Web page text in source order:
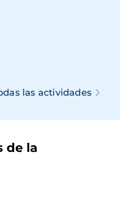
las actividades
de la